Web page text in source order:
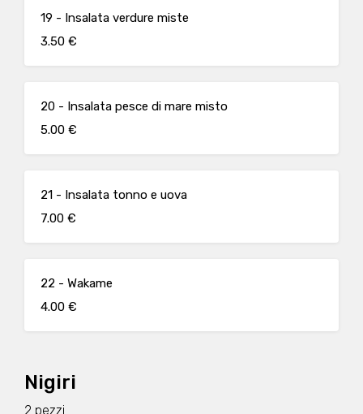
19 - Insalata verdure miste
3.50 €
20 - Insalata pesce di mare misto
5.00 €
21 - Insalata tonno e uova
7.00 €
22 - Wakame
4.00 €
Nigiri
2 pezzi